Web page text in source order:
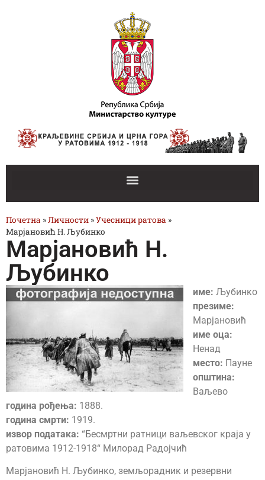
Почетна »Личности »Учесници ратова »
Марјановић Н. Љубинко
Марјановић Н.
Љубинко
име: Љубинко
презиме:
Марјановић
име оца:
Ненад
место: Пауне
општина:
Ваљево
година рођења: 1888.
година смрти: 1919.
извор података: “Бесмртни ратници ваљевског краја у
ратовима 1912-1918“ Милорад Радојчић
Марјановић Н. Љубинко, земљорадник и резервни